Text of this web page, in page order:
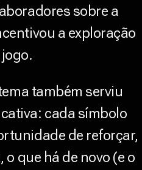
sobre a
a exploração
também serviu
cada símbolo
de reforçar,
o que há de novo (e o